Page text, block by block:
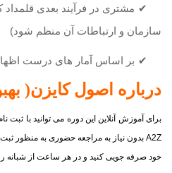
✔ مشتری در فرآیند بعدی
سازمان و ارتباطات آن منظم شود)
✔ بر اساس آمار های درست
درباره اصولکایزن(
برای آموزش آنلاین این دوره می توانید با
A2Z بدون نیاز به مراجعه حضوری به منظور
خود صرفه جویی کنید و در هر ساعت از شبانه